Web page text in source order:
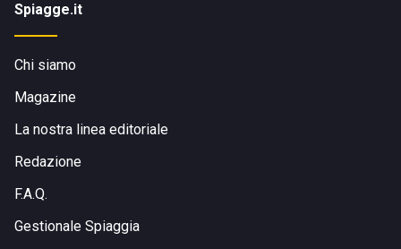
Spiagge.it
Chi siamo
Magazine
La nostra linea editoriale
Redazione
F.A.Q.
Gestionale Spiaggia